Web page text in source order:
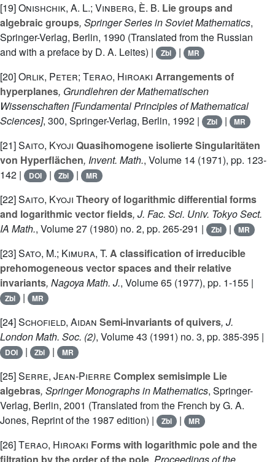
[19]Onishchik, A. L.; Vinberg, È. B. Lie groups and
algebraic groups, Springer Series in Soviet Mathematics,
Springer-Verlag, Berlin, 1990 (Translated from the Russian
and with a preface by D. A. Leites) |
Zbl | MR
[20]Orlik, Peter; Terao, Hiroaki Arrangements of
hyperplanes, Grundlehren der Mathematischen
Wissenschaften [Fundamental Principles of Mathematical
Sciences], 300, Springer-Verlag, Berlin, 1992 | Zbl | MR
[21]Saito, Kyoji Quasihomogene isolierte Singularitäten
von Hyperflächen, Invent. Math., Volume 14 (1971), pp. 123-
142 |
DOI | Zbl | MR
[22]Saito, Kyoji Theory of logarithmic differential forms
and logarithmic vector fields, J. Fac. Sci. Univ. Tokyo Sect.
IA Math., Volume 27 (1980) no. 2, pp. 265-291 | Zbl | MR
[23]Sato, M.; Kimura, T. A classification of irreducible
prehomogeneous vector spaces and their relative
invariants, Nagoya Math. J., Volume 65 (1977), pp. 1-155 |
Zbl | MR
[24]Schofield, Aidan Semi-invariants of quivers, J.
London Math. Soc. (2), Volume 43 (1991) no. 3, pp. 385-395 |
DOI | Zbl | MR
[25]Serre, Jean-Pierre Complex semisimple Lie
algebras, Springer Monographs in Mathematics, Springer-
Verlag, Berlin, 2001 (Translated from the French by G. A.
Jones, Reprint of the 1987 edition) |
Zbl | MR
[26]Terao, Hiroaki Forms with logarithmic pole and the